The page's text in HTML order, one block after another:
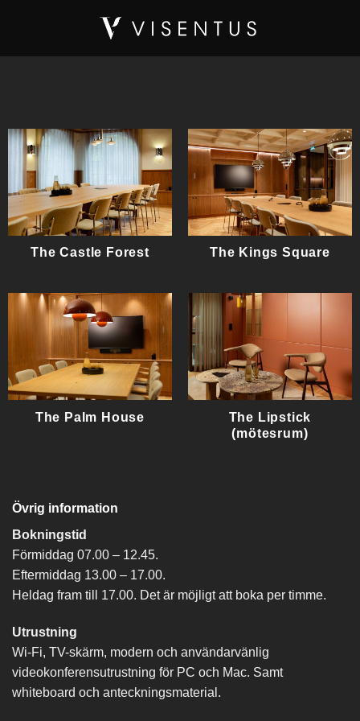
The Castle Forest The Kings Square
The Palm House
The Lipstick
(mötesrum)
Övrig information
Bokningstid
Förmiddag 07.00 – 12.45.
Eftermiddag 13.00 – 17.00.
Heldag fram till 17.00. Det är möjligt att boka per timme.
Utrustning
Wi-Fi, TV-skärm, modern och användarvänlig
videokonferensutrustning för PC och Mac. Samt
whiteboard och anteckningsmaterial.